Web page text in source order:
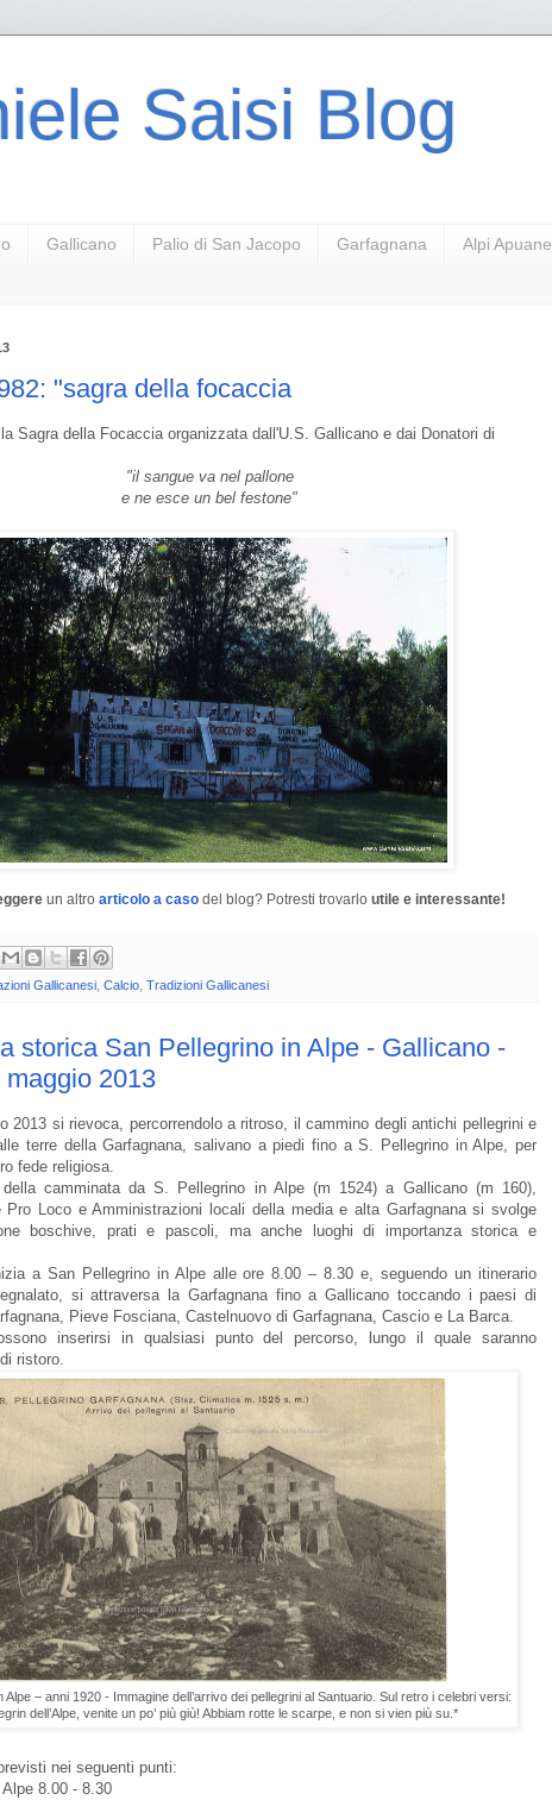
Saisi Blog
Gallicano Palio di San Jacopo Garfagnana Alpi Apuane
"sagra della focaccia
Sagra della Focaccia organizzata dall'U.S. Gallicano e dai Donatori di
"il sangue va nel pallone
e ne esce un bel festone"
un altro articolo a caso del blog? Potresti trovarlo utile e interessante!
Gallicanesi Calcio Tradizioni Gallicanesi
storica San Pellegrino in Alpe - Gallicano -
2013
2013 si rievoca, percorrendolo a ritroso, il cammino degli antichi pellegrini e
terre della Garfagnana, salivano a piedi fino a S. Pellegrino in Alpe, per
fede religiosa.
della camminata da S. Pellegrino in Alpe (m 1524) a Gallicano (m 160),
Pro Loco e Amministrazioni locali della media e alta Garfagnana si svolge
boschive, prati e pascoli, ma anche luoghi di importanza storica e
a San Pellegrino in Alpe alle ore 8.00 – 8.30 e, seguendo un itinerario
si attraversa la Garfagnana fino a Gallicano toccando i paesi di
Pieve Fosciana, Castelnuovo di Garfagnana, Cascio e La Barca.
inserirsi in qualsiasi punto del percorso, lungo il quale saranno
ristoro.
Alpe – anni 1920 - Immagine dell’arrivo dei pellegrini al Santuario. Sul retro i celebri versi:
dell’Alpe, venite un po’ più giù! Abbiam rotte le scarpe, e non si vien più su.*
nei seguenti punti:
8.00 - 8.30